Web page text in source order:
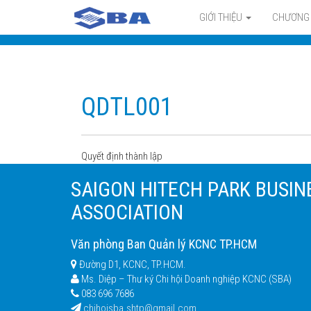
GIỚI THIỆU
QDTL001
Quyết định thành lập
SAIGON HITECH PARK
ASSOCIATION
Văn phòng Ban Quản lý KCNC TP.HCM
Đường D1, KCNC, TP.HCM.
Ms. Diệp – Thư ký Chi hội Doanh nghiệp KCNC (SBA)
083 696 7686
chihoisba.shtp@gmail.com